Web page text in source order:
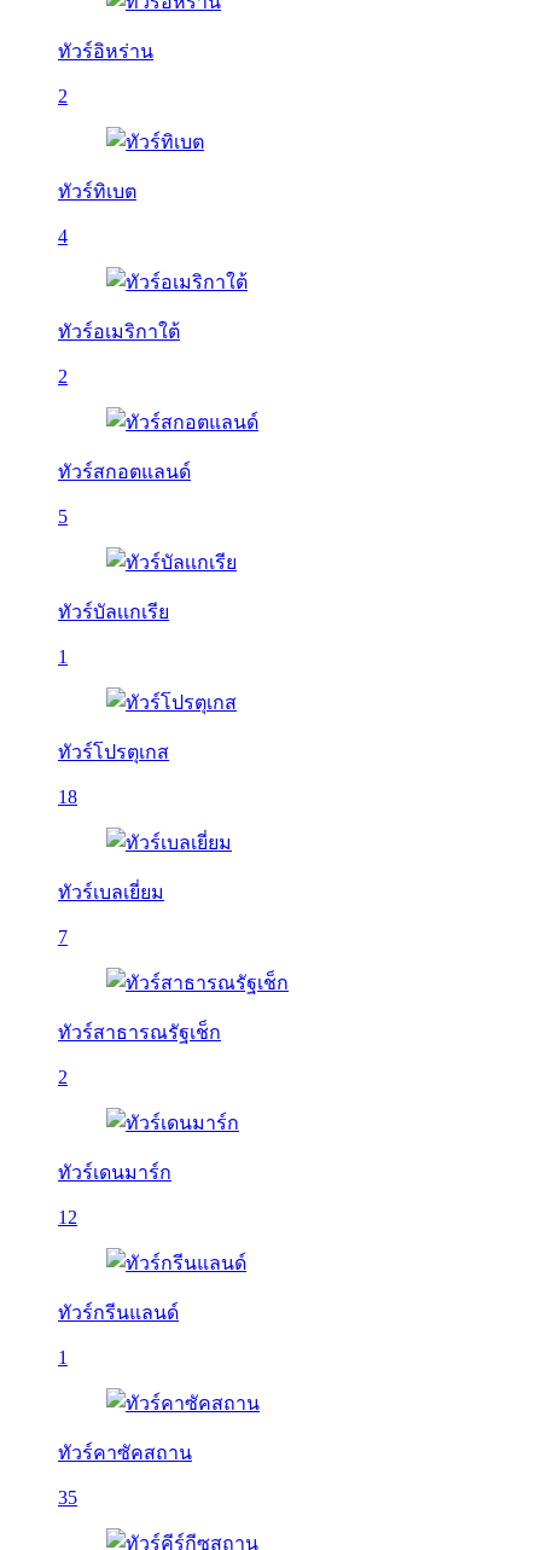
ทัวร์อิหร่าน
2
ทัวร์ทิเบต
4
ทัวร์อเมริกาใต้
2
ทัวร์สกอตแลนด์
5
ทัวร์บัลเเกเรีย
1
ทัวร์โปรตุเกส
18
ทัวร์เบลเยี่ยม
7
ทัวร์สาธารณรัฐเช็ก
2
ทัวร์เดนมาร์ก
12
ทัวร์กรีนแลนด์
1
ทัวร์คาซัคสถาน
35